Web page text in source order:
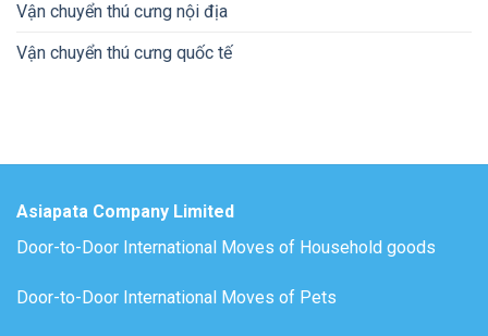
Vận chuyển thú cưng nội địa
Vận chuyển thú cưng quốc tế
Asiapata Company Limited
Door-to-Door International Moves of Household goods
Door-to-Door International Moves of Pets